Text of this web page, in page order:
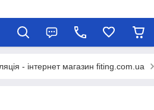
- інтернет магазин fiting.com.ua